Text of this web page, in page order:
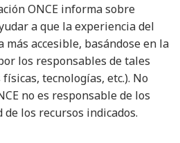
ONCE informa sobre
a que la experiencia del
más accesible, basándose en la
los responsables de tales
tecnologías, etc.). No
no es responsable de los
los recursos indicados.